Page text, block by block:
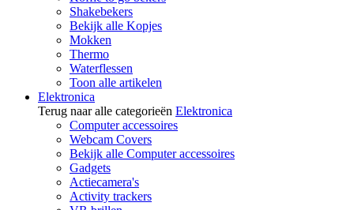
Shakebekers
Bekijk alle Kopjes
Mokken
Thermo
Waterflessen
Toon alle artikelen
Elektronica
Terug naar alle categorieën Elektronica
Computer accessoires
Webcam Covers
Bekijk alle Computer accessoires
Gadgets
Actiecamera's
Activity trackers